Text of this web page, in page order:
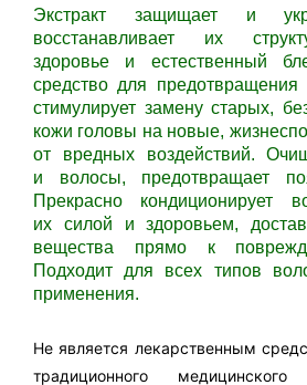
Экстракт защищает и
восстанавливает их
здоровье и естественный
средство для
стимулирует замену старых,
кожи головы на новые,
от вредных воздействий.
и волосы, предотвращает
Прекрасно кондиционирует
их силой и здоровьем,
вещества прямо к
Подходит для всех типов
применения.
Не является лекарственным
традиционного